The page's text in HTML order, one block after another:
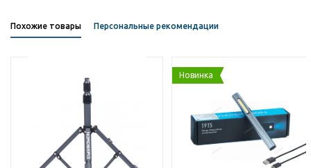
Похожие товары Персональные рекомендации
Новинка